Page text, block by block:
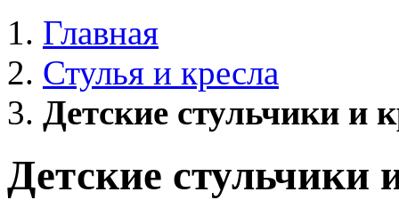
Главная
Стулья и кресла
Детские стульчики и
Детские стульчики